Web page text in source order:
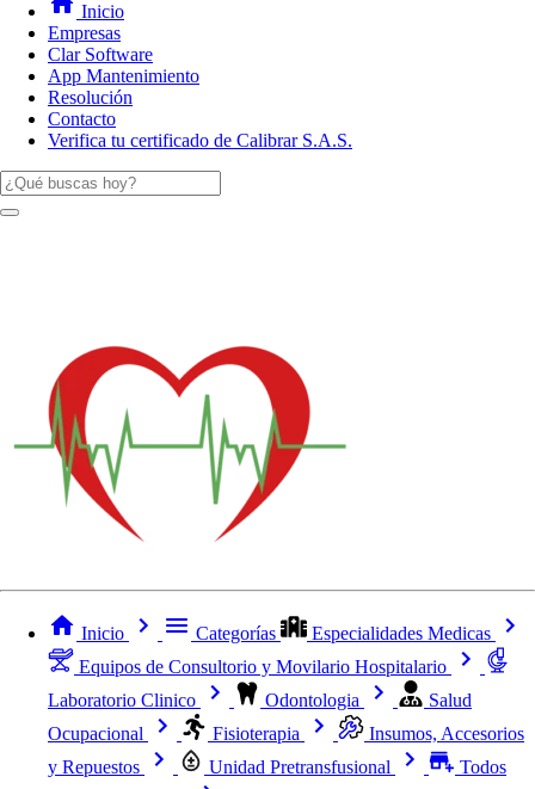
Inicio
Empresas
Clar Software
App Mantenimiento
Resolución
Contacto
Verifica tu certificado de Calibrar S.A.S.
Inicio Categorías
Especialidades Medicas
Equipos de Consultorio y Movilario Hospitalario
Laboratorio Clinico
Odontologia
Salud
Ocupacional
Fisioterapia
Insumos, Accesorios
y Repuestos
Unidad Pretransfusional
Todos